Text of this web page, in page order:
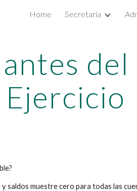
Skip to
Home Secretaría
Ejercicio
saldos muestre cero para todas las